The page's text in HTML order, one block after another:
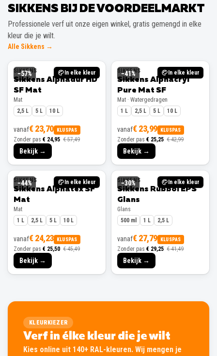
SIKKENS BIJ DE VOORDEELMARKT
Professionele verf uit onze eigen winkel, gratis gemengd in elke
kleur die je wilt.
Alle Sikkens →
−57% In elke kleur
SIKKENS
Sikkens Alphadur HD
SF Mat
Mat
2,5 L
5 L 10 L
vanaf€ 23,70 KLUSPAS
Zonder pas € 24,95 € 57,49
Bekijk →
−41% In elke kleur
SIKKENS
Sikkens Alphacryl
Pure Mat SF
Mat · Watergedragen
1 L
2,5 L 5 L 10 L
vanaf€ 23,99 KLUSPAS
Zonder pas € 25,25 € 42,99
Bekijk →
−44% In elke kleur
SIKKENS
Sikkens Alphatex SF
Mat
Mat
1 L
2,5 L 5 L 10 L
vanaf€ 24,23 KLUSPAS
Zonder pas € 25,50 € 45,49
Bekijk →
−30% In elke kleur
SIKKENS
Sikkens Rubbol EPS
Glans
Glans
500 ml
1 L 2,5 L
vanaf€ 27,79 KLUSPAS
Zonder pas € 29,25 € 41,49
Bekijk →
KLEURKIEZER
Verf in élke kleur die je wilt
Kies online uit 140+ RAL-kleuren. Wij mengen je